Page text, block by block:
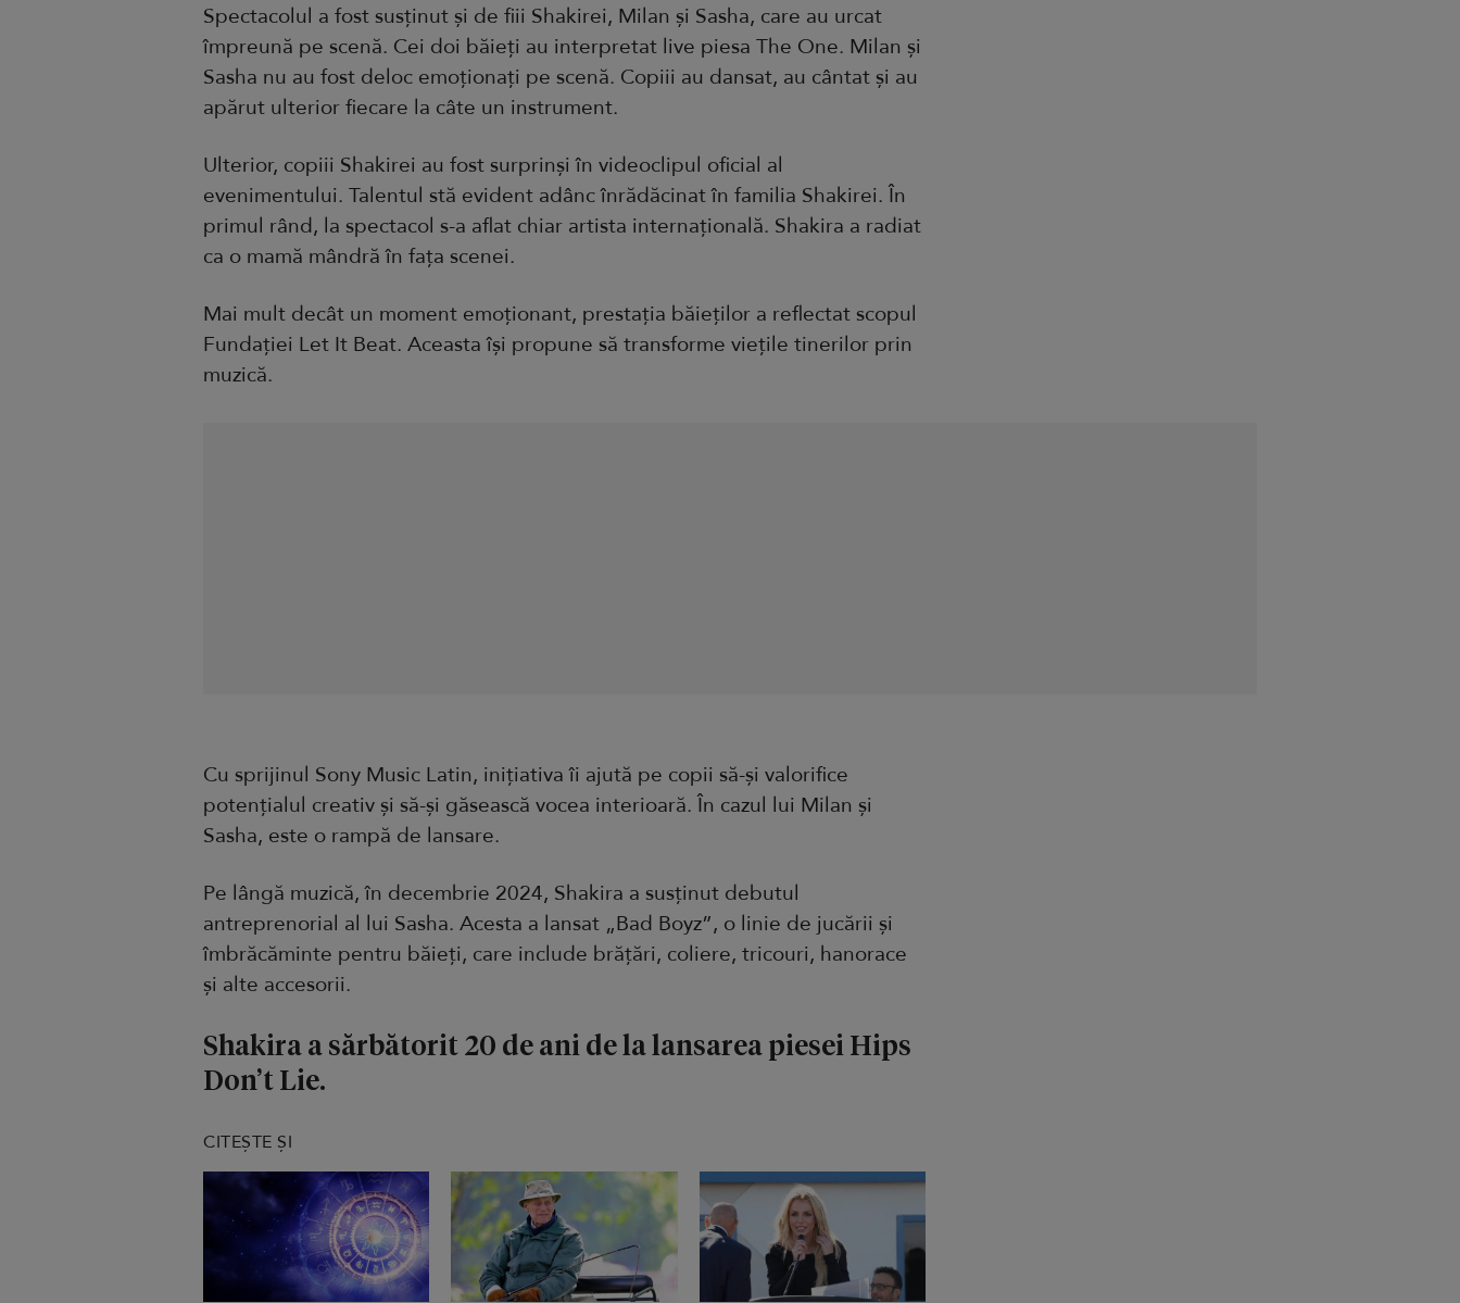
Spectacolul a fost susținut și de fiii Shakirei, Milan și Sasha, care au urcat
împreună pe scenă. Cei doi băieți au interpretat live piesa The One. Milan și
Sasha nu au fost deloc emoționați pe scenă. Copiii au dansat, au cântat și au
apărut ulterior fiecare la câte un instrument.
Ulterior, copiii Shakirei au fost surprinși în videoclipul oficial al
evenimentului. Talentul stă evident adânc înrădăcinat în familia Shakirei. În
primul rând, la spectacol s-a aflat chiar artista internațională. Shakira a radiat
ca o mamă mândră în fața scenei.
Mai mult decât un moment emoționant, prestația băieților a reflectat scopul
Fundației Let It Beat. Aceasta își propune să transforme viețile tinerilor prin
muzică.
Cu sprijinul Sony Music Latin, inițiativa îi ajută pe copii să-și valorifice
potențialul creativ și să-și găsească vocea interioară. În cazul lui Milan și
Sasha, este o rampă de lansare.
Pe lângă muzică, în decembrie 2024, Shakira a susținut debutul
antreprenorial al lui Sasha. Acesta a lansat „Bad Boyz”, o linie de jucării și
îmbrăcăminte pentru băieți, care include brățări, coliere, tricouri, hanorace
și alte accesorii.
Shakira a sărbătorit 20 de ani de la lansarea piesei Hips
Don’t Lie.
CITEȘTE ȘI